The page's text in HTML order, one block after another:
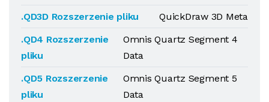
.QD3D Rozszerzenie pliku
QuickDraw 3D Meta
.QD4 Rozszerzenie
pliku
Omnis Quartz Segment 4
Data
.QD5 Rozszerzenie
pliku
Omnis Quartz Segment 5
Data